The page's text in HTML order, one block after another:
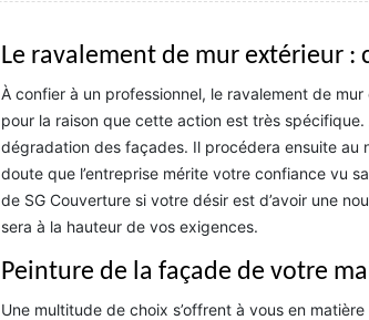
Le ravalement de mur extérieur :
À confier à un professionnel, le ravalement de
pour la raison que cette action est très spécifique.
dégradation des façades. Il procédera ensuite au
doute que l’entreprise mérite votre confiance vu
de SG Couverture si votre désir est d’avoir une
sera à la hauteur de vos exigences.
Peinture de la façade de votre
Une multitude de choix s’offrent à vous en